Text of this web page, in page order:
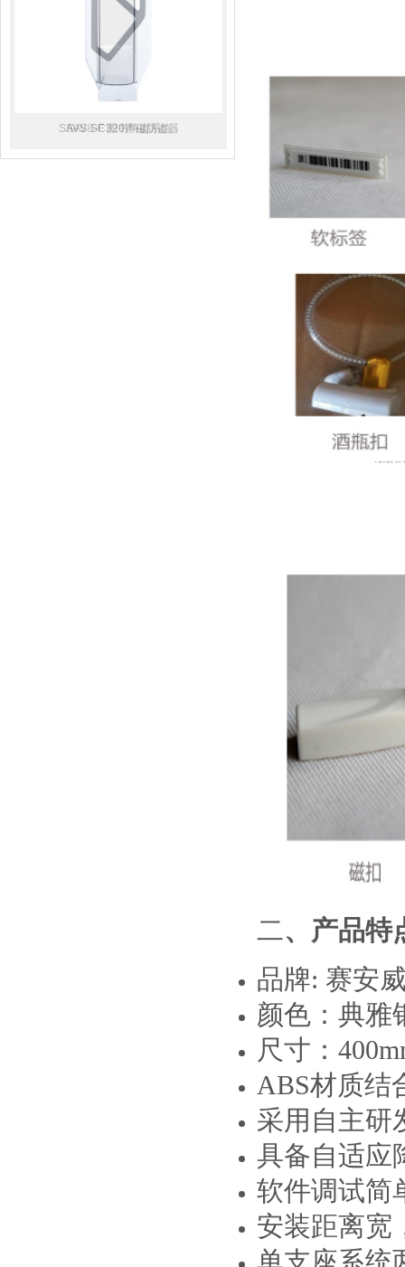
SAVS-SC320声磁防盗器
SAVS-F 图书防盗系统
二、产品特
品牌: 赛安
颜色：典雅
尺寸：
ABS材质结
采用自主研
具备自适应
软件调试简
安装距离宽